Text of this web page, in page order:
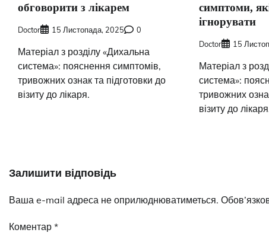
обговорити з лікарем
Doctor 15 Листопада, 2025 0
Матеріал з розділу «Дихальна
система»: пояснення симптомів,
тривожних ознак та підготовки до
візиту до лікаря.
симптоми,
ігнорувати
Doctor 15
Матеріал з
система»:
тривожних
візиту до
Залишити відповідь
Ваша e-mail адреса не оприлюднюватиметься.
Коментар *